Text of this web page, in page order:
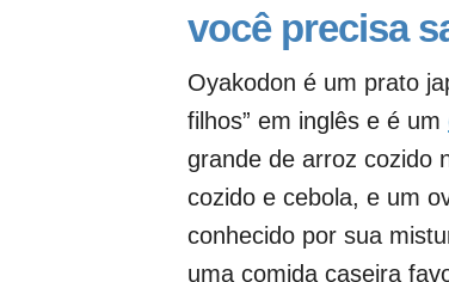
você precisa
Oyakodon é um prato
filhos” em inglês e é um
grande de arroz cozido
cozido e cebola, e um
conhecido por sua
uma comida caseira